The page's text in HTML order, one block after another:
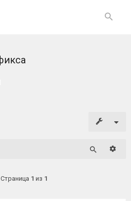
Страница 1 из 1